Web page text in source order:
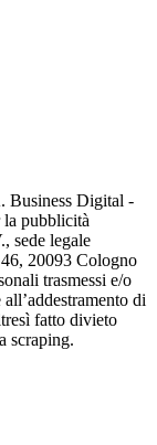
Business Digital -
pubblicità
sede legale
20093 Cologno
trasmessi e/o
di
fatto divieto
scraping.